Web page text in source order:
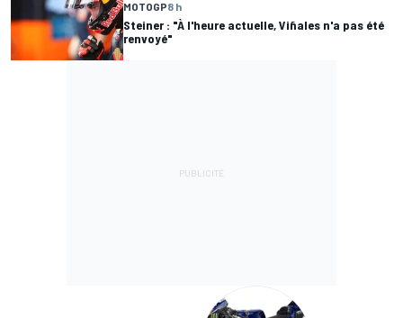
MOTOGP8 h
Steiner : "À l'heure actuelle, Viñales n'a pas été
renvoyé"